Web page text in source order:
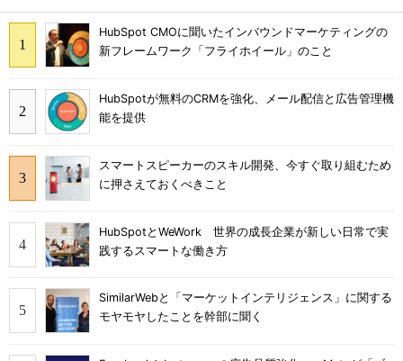
HubSpot CMOに聞いたインバウンドマーケティングの
新フレームワーク「フライホイール」のこと
HubSpotが無料のCRMを強化、メール配信と広告管理機
能を提供
スマートスピーカーのスキル開発、今すぐ取り組むため
に押さえておくべきこと
HubSpotとWeWork 世界の成長企業が新しい日常で実
践するスマートな働き方
SimilarWebと「マーケットインテリジェンス」に関する
モヤモヤしたことを幹部に聞く